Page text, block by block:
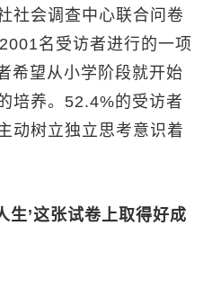
会调查中心联合问卷
名受访者进行的一项
希望从小学阶段就开始
培养。52.4%的受访者
动树立独立思考意识着
生’这张试卷上取得好成